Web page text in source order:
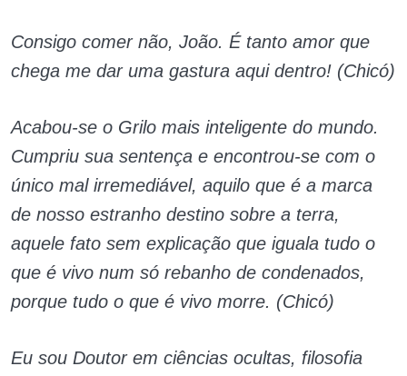
Consigo comer não, João. É tanto amor que
chega me dar uma gastura aqui dentro! (Chicó)
Acabou-se o Grilo mais inteligente do mundo.
Cumpriu sua sentença e encontrou-se com o
único mal irremediável, aquilo que é a marca
de nosso estranho destino sobre a terra,
aquele fato sem explicação que iguala tudo o
que é vivo num só rebanho de condenados,
porque tudo o que é vivo morre. (Chicó)
Eu sou Doutor em ciências ocultas, filosofia